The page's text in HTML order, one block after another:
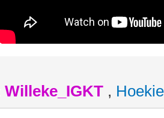
Willeke_IGKT , Hoekie